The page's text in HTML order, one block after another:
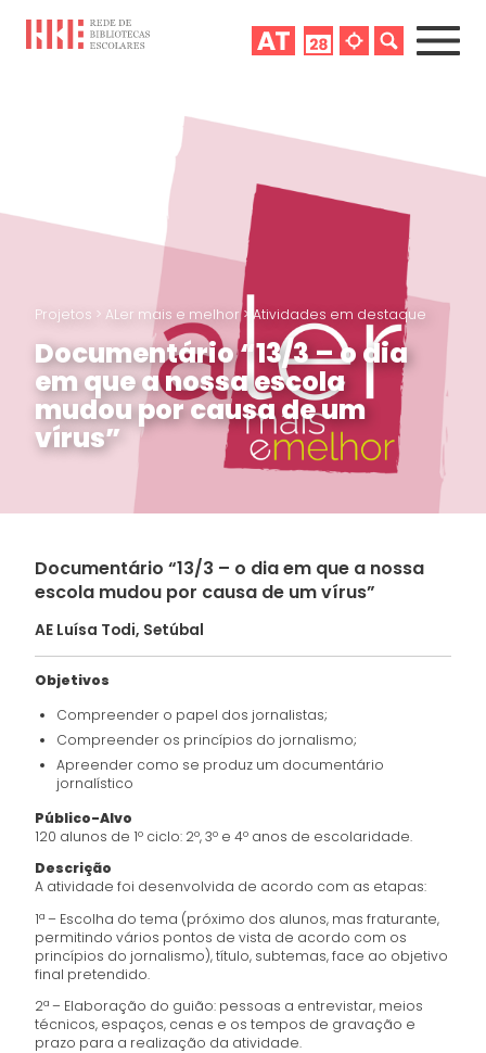
Projetos > ALer mais e melhor> Atividades em destaque
Documentário “13/3 – o dia
em que a nossa escola
mudou por causa de um
vírus”
Documentário “13/3 – o dia em que a nossa
escola mudou por causa de um vírus”
AE Luísa Todi, Setúbal
Objetivos
Compreender o papel dos jornalistas;
Compreender os princípios do jornalismo;
Apreender como se produz um documentário
jornalístico
Público-Alvo
120 alunos de 1º ciclo: 2º, 3º e 4º anos de escolaridade.
Descrição
A atividade foi desenvolvida de acordo com as etapas:
1ª – Escolha do tema (próximo dos alunos, mas fraturante,
permitindo vários pontos de vista de acordo com os
princípios do jornalismo), título, subtemas, face ao objetivo
final pretendido.
2ª – Elaboração do guião: pessoas a entrevistar, meios
técnicos, espaços, cenas e os tempos de gravação e
prazo para a realização da atividade.